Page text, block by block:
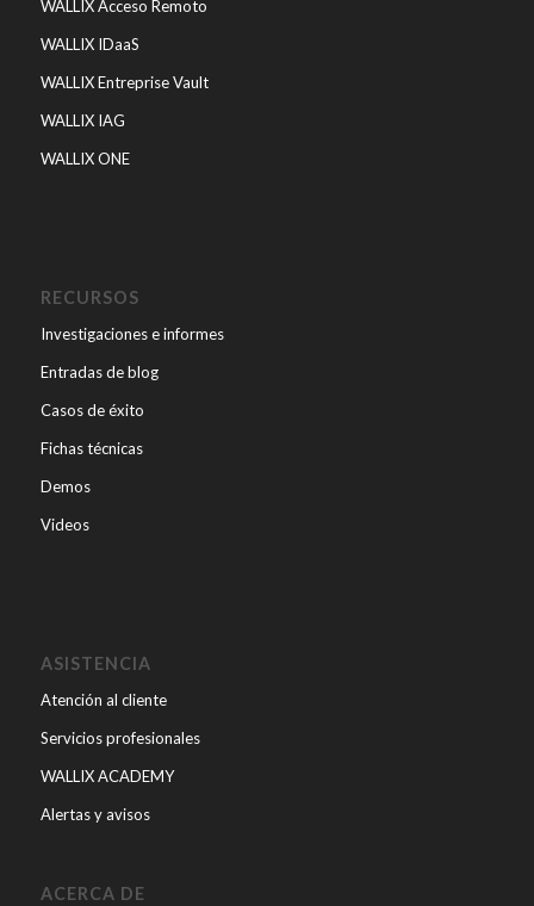
WALLIX Acceso Remoto
WALLIX IDaaS
WALLIX Entreprise Vault
WALLIX IAG
WALLIX ONE
RECURSOS
Investigaciones e informes
Entradas de blog
Casos de éxito
Fichas técnicas
Demos
Videos
ASISTENCIA
Atención al cliente
Servicios profesionales
WALLIX ACADEMY
Alertas y avisos
ACERCA DE